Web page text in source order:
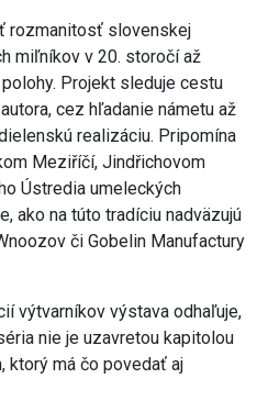
rozmanitosť slovenskej
miľníkov v 20. storočí až
Projekt sleduje cestu
cez hľadanie námetu až
realizáciu. Pripomína
Meziříčí, Jindřichovom
Ústredia umeleckých
ako na túto tradíciu nadväzujú
či Gobelin Manufactury
výtvarníkov výstava odhaľuje,
nie je uzavretou kapitolou
ktorý má čo povedať aj